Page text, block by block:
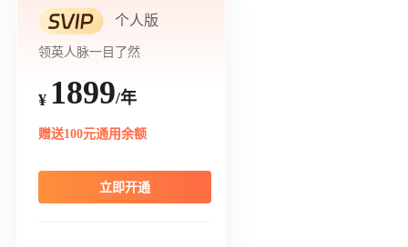
个人版
领英人脉一目了然
¥ 1899/年
赠送100元通用余额
立即开通